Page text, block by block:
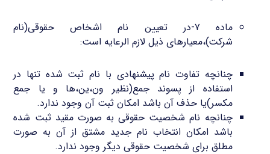
ماده ۷-در تعیین نام اشخاص حقوقی(نام
شرکت)،معیارهای ذیل لازم الرعایه است:
چنانچه تفاوت نام پیشنهادی با نام ثبت شده تنها در
استفاده از پسوند جمع(نظیر ون،ین،ها و یا جمع
مکسر)یا حذف آن باشد امکان ثبت آن وجود ندارد.
چنانچه نام شخصیت حقوقی به صورت مقید ثبت شده
باشد امکان انتخاب نام جدید مشتق از آن به صورت
مطلق برای شخصیت حقوقی دیگر وجود ندارد.